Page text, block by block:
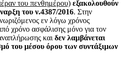
του πενθημέρου) εξακολουθούν
του ν.4387/2016. Στην
εν λόγω χρόνος
χρόνο ασφάλισης μόνο για τον
και δεν λαμβάνεται
του μέσου όρου των συντάξιμων